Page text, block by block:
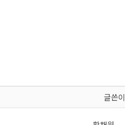
글쓴이